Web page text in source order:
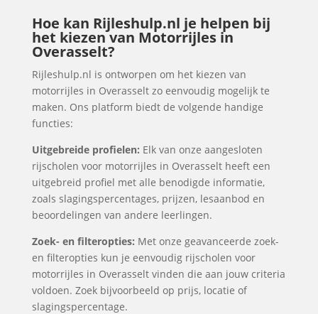
Hoe kan Rijleshulp.nl je helpen bij
het kiezen van Motorrijles in
Overasselt?
Rijleshulp.nl is ontworpen om het kiezen van
motorrijles in Overasselt zo eenvoudig mogelijk te
maken. Ons platform biedt de volgende handige
functies:
Uitgebreide profielen: Elk van onze aangesloten
rijscholen voor motorrijles in Overasselt heeft een
uitgebreid profiel met alle benodigde informatie,
zoals slagingspercentages, prijzen, lesaanbod en
beoordelingen van andere leerlingen.
Zoek- en filteropties: Met onze geavanceerde zoek-
en filteropties kun je eenvoudig rijscholen voor
motorrijles in Overasselt vinden die aan jouw criteria
voldoen. Zoek bijvoorbeeld op prijs, locatie of
slagingspercentage.